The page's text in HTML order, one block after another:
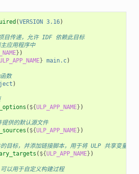
(VERSION 3.16)
目传递，允许 IDF 依赖此目标
应用程序中
} )
ULP_APP_NAME} main.c)
数
)
( ${ULP_APP_NAME} )
供的默认源文件
( ${ULP_APP_NAME} )
目标，并添加链接脚本，用于将 ULP 共享变量导
( ${ULP_APP_NAME} )
以用于自定义构建过程